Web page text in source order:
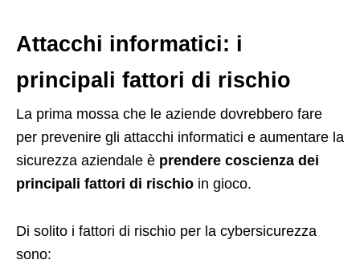
Attacchi informatici: i
principali fattori di rischio
La prima mossa che le aziende dovrebbero fare
per prevenire gli attacchi informatici e aumentare la
sicurezza aziendale è prendere coscienza dei
principali fattori di rischio in gioco.
Di solito i fattori di rischio per la cybersicurezza
sono: